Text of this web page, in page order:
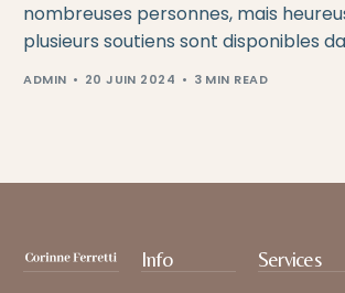
nombreuses personnes, mais
plusieurs soutiens sont disponibles
ADMIN 20 JUIN 2024 3 MIN READ
Info Services